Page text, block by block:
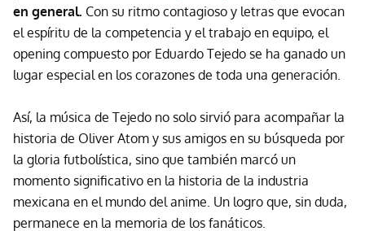
en general. Con su ritmo contagioso y letras que evocan
el espíritu de la competencia y el trabajo en equipo, el
opening compuesto por Eduardo Tejedo se ha ganado un
lugar especial en los corazones de toda una generación.
Así, la música de Tejedo no solo sirvió para acompañar la
historia de Oliver Atom y sus amigos en su búsqueda por
la gloria futbolística, sino que también marcó un
momento significativo en la historia de la industria
mexicana en el mundo del anime. Un logro que, sin duda,
permanece en la memoria de los fanáticos.